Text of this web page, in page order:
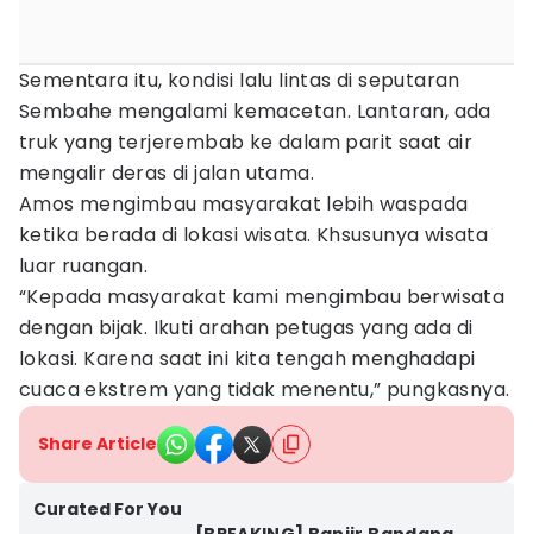
Sementara itu, kondisi lalu lintas di seputaran
Sembahe mengalami kemacetan. Lantaran, ada
truk yang terjerembab ke dalam parit saat air
mengalir deras di jalan utama.
Amos mengimbau masyarakat lebih waspada
ketika berada di lokasi wisata. Khsusunya wisata
luar ruangan.
“Kepada masyarakat kami mengimbau berwisata
dengan bijak. Ikuti arahan petugas yang ada di
lokasi. Karena saat ini kita tengah menghadapi
cuaca ekstrem yang tidak menentu,” pungkasnya.
Share Article
Curated For You